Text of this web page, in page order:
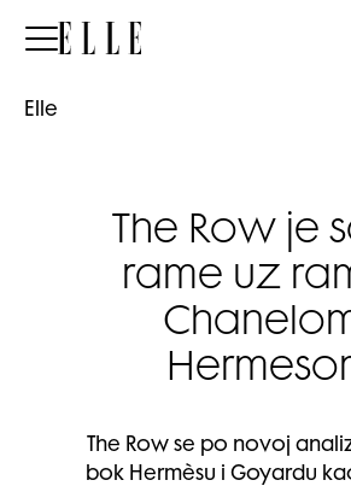
Elle
Elle
The Row je
rame uz
The Row se po novoj
bok Hermèsu i Goyardu